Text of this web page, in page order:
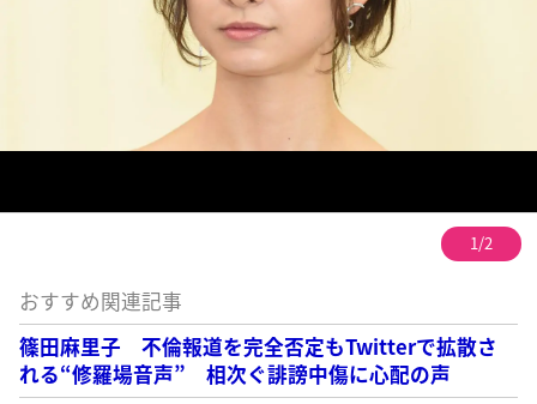
1/2
おすすめ関連記事
篠田麻里子 不倫報道を完全否定もTwitterで拡散さ
れる“修羅場音声” 相次ぐ誹謗中傷に心配の声